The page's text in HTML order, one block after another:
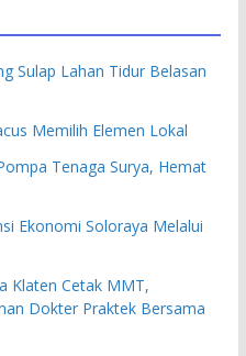
Sulap Lahan Tidur Belasan
Memilih Elemen Lokal
Tenaga Surya, Hemat
Ekonomi Soloraya Melalui
Klaten Cetak MMT,
Dokter Praktek Bersama